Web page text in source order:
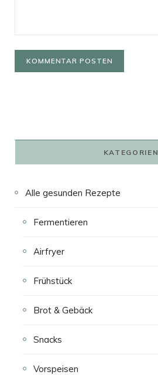
KATEGORIEN
Alle gesunden Rezepte
Fermentieren
Airfryer
Frühstück
Brot & Gebäck
Snacks
Vorspeisen